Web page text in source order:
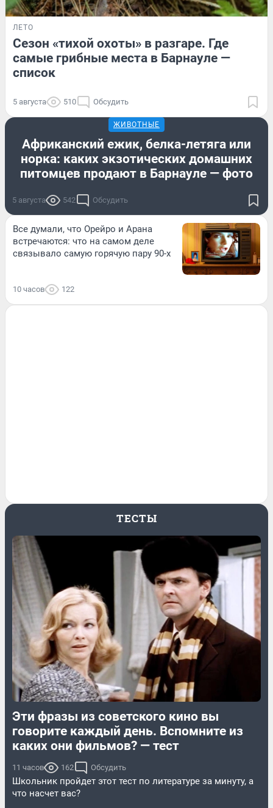
ЛЕТО
Сезон «тихой охоты» в разгаре. Где
самые грибные места в Барнауле —
список
5 августа 510 Обсудить
ЖИВОТНЫЕ
Африканский ежик, белка-летяга или
норка: каких экзотических домашних
питомцев продают в Барнауле — фото
5 августа 542 Обсудить
Все думали, что Орейро и Арана
встречаются: что на самом деле
связывало самую горячую пару 90-х
10 часов 122
ТЕСТЫ
Эти фразы из советского кино вы
говорите каждый день. Вспомните из
каких они фильмов? — тест
11 часов 162 Обсудить
Школьник пройдет этот тест по литературе за минуту, а
что насчет вас?